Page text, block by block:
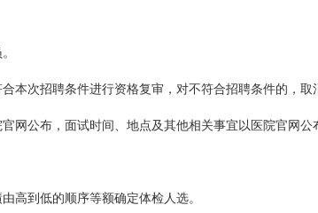
本次招聘条件进行资格复审，对不符合招聘条件的，取
网公布，面试时间、地点及其他相关事宜以医院官网公
高到低的顺序等额确定体检人选。